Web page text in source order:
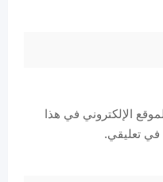
الإلكتروني في هذا
في تعليقي.